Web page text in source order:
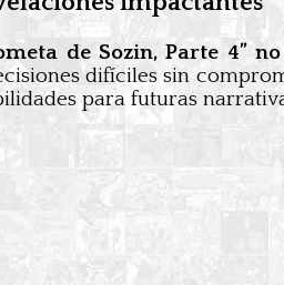
de Sozin, Parte 4”
difíciles sin
para futuras